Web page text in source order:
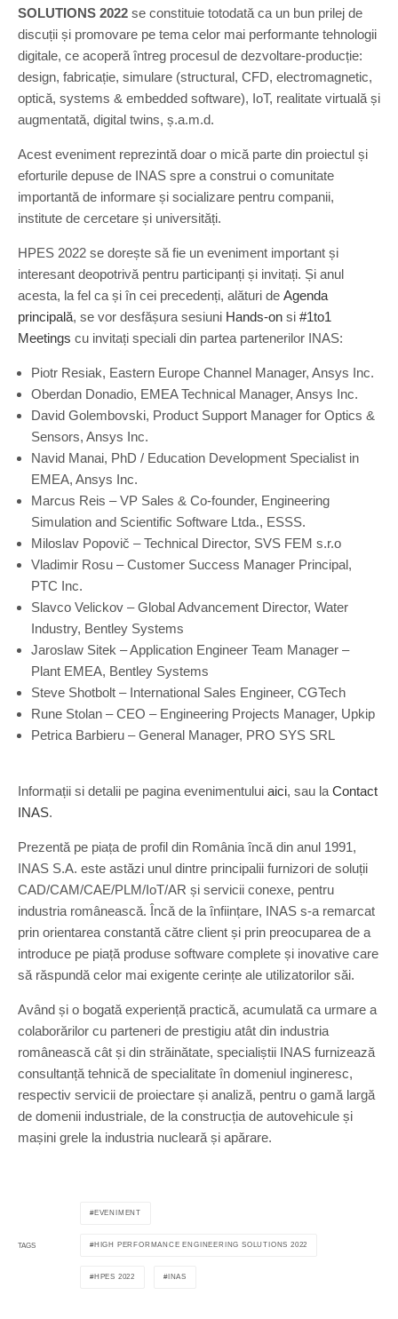
SOLUTIONS 2022 se constituie totodată ca un bun prilej de
discuții și promovare pe tema celor mai performante tehnologii
digitale, ce acoperă întreg procesul de dezvoltare-producție:
design, fabricație, simulare (structural, CFD, electromagnetic,
optică, systems & embedded software), IoT, realitate virtuală și
augmentată, digital twins, ș.a.m.d.
Acest eveniment reprezintă doar o mică parte din proiectul și
eforturile depuse de INAS spre a construi o comunitate
importantă de informare și socializare pentru companii,
institute de cercetare și universități.
HPES 2022 se dorește să fie un eveniment important și
interesant deopotrivă pentru participanți și invitați. Și anul
acesta, la fel ca și în cei precedenți, alături de Agenda
principală, se vor desfășura sesiuni Hands-on si #1to1
Meetings cu invitați speciali din partea partenerilor INAS:
Piotr Resiak, Eastern Europe Channel Manager, Ansys Inc.
Oberdan Donadio, EMEA Technical Manager, Ansys Inc.
David Golembovski, Product Support Manager for Optics &
Sensors, Ansys Inc.
Navid Manai, PhD / Education Development Specialist in
EMEA, Ansys Inc.
Marcus Reis – VP Sales & Co-founder, Engineering
Simulation and Scientific Software Ltda., ESSS.
Miloslav Popovič – Technical Director, SVS FEM s.r.o
Vladimir Rosu – Customer Success Manager Principal,
PTC Inc.
Slavco Velickov – Global Advancement Director, Water
Industry, Bentley Systems
Jaroslaw Sitek – Application Engineer Team Manager –
Plant EMEA, Bentley Systems
Steve Shotbolt – International Sales Engineer, CGTech
Rune Stolan – CEO – Engineering Projects Manager, Upkip
Petrica Barbieru – General Manager, PRO SYS SRL
Informații si detalii pe pagina evenimentului aici, sau la Contact
INAS.
Prezentă pe piața de profil din România încă din anul 1991,
INAS S.A. este astăzi unul dintre principalii furnizori de soluții
CAD/CAM/CAE/PLM/IoT/AR și servicii conexe, pentru
industria românească. Încă de la înființare, INAS s-a remarcat
prin orientarea constantă către client și prin preocuparea de a
introduce pe piață produse software complete și inovative care
să răspundă celor mai exigente cerințe ale utilizatorilor săi.
Având și o bogată experiență practică, acumulată ca urmare a
colaborărilor cu parteneri de prestigiu atât din industria
românească cât și din străinătate, specialiștii INAS furnizează
consultanță tehnică de specialitate în domeniul ingineresc,
respectiv servicii de proiectare și analiză, pentru o gamă largă
de domenii industriale, de la construcția de autovehicule și
mașini grele la industria nucleară și apărare.
TAGS
EVENIMENT
HIGH PERFORMANCE ENGINEERING SOLUTIONS 2022
HPES 2022 INAS